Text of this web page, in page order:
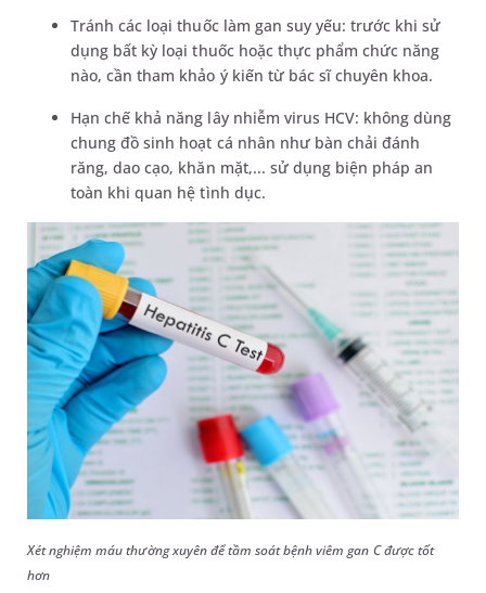
Tránh các loại thuốc làm gan suy yếu: trước khi sử
dụng bất kỳ loại thuốc hoặc thực phẩm chức năng
nào, cần tham khảo ý kiến từ bác sĩ chuyên khoa.
Hạn chế khả năng lây nhiễm virus HCV: không dùng
chung đồ sinh hoạt cá nhân như bàn chải đánh
răng, dao cạo, khăn mặt,... sử dụng biện pháp an
toàn khi quan hệ tình dục.
Xét nghiệm máu thường xuyên để tầm soát bệnh viêm gan C được tốt
hơn